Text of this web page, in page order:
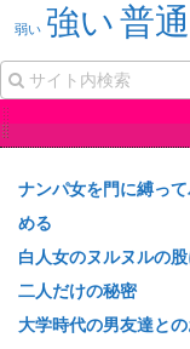
弱い 強い普通
ナンパ女を門に縛っ
める
白人女のヌルヌルの
二人だけの秘密
大学時代の男友達と